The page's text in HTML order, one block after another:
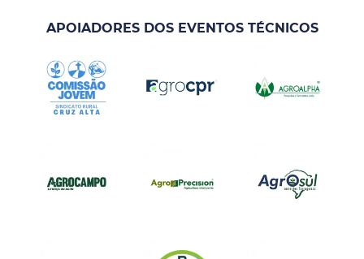
APOIADORES DOS EVENTOS TÉCNICOS